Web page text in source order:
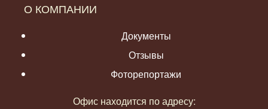
О КОМПАНИИ
Документы
Отзывы
Фоторепортажи
Офис находится по адресу: